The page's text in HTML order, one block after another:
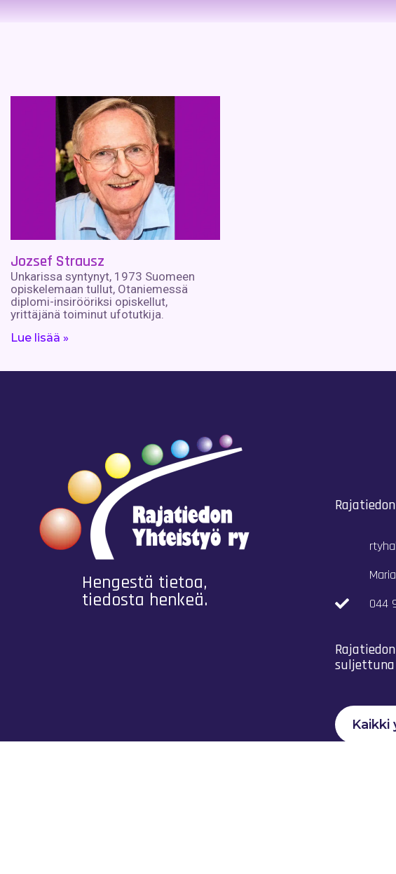
Jozsef Strausz
Unkarissa syntynyt, 1973 Suomeen
opiskelemaan tullut, Otaniemessä
diplomi-insirööriksi opiskellut,
yrittäjänä toiminut ufotutkija.
Lue lisää »
Hengestä tietoa,
tiedosta henkeä.
044
suljettuna